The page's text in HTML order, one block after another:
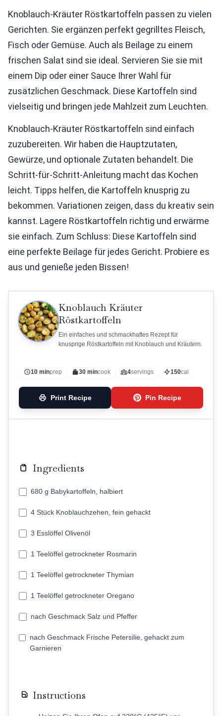
Knoblauch-Kräuter Röstkartoffeln passen zu vielen
Gerichten. Sie ergänzen perfekt gegrilltes Fleisch,
Fisch oder Gemüse. Auch als Beilage zu einem
frischen Salat sind sie ideal. Servieren Sie sie mit
einem Dip oder einer Sauce Ihrer Wahl für
zusätzlichen Geschmack. Diese Kartoffeln sind
vielseitig und bringen jede Mahlzeit zum Leuchten.
Knoblauch-Kräuter Röstkartoffeln sind einfach
zuzubereiten. Wir haben die Hauptzutaten,
Gewürze, und optionale Zutaten behandelt. Die
Schritt-für-Schritt-Anleitung macht das Kochen
leicht. Tipps helfen, die Kartoffeln knusprig zu
bekommen. Variationen zeigen, dass du kreativ sein
kannst. Lagere Röstkartoffeln richtig und erwärme
sie einfach. Zum Schluss: Diese Kartoffeln sind
eine perfekte Beilage für jedes Gericht. Probiere es
aus und genieße jeden Bissen!
Knoblauch Kräuter
Röstkartoffeln
Ein einfaches und schmackhaftes Rezept für
knusprige Röstkartoffeln mit Knoblauch und Kräutern.
10 minprep 30 mincook 4servings 150cal
Print Recipe Pin Recipe
Ingredients
680 g Babykartoffeln, halbiert
4 Stück Knoblauchzehen, fein gehackt
3 Esslöffel Olivenöl
1 Teelöffel getrockneter Rosmarin
1 Teelöffel getrockneter Thymian
1 Teelöffel getrockneter Oregano
nach Geschmack Salz und Pfeffer
nach Geschmack Frische Petersilie, gehackt zum
Garnieren
Instructions